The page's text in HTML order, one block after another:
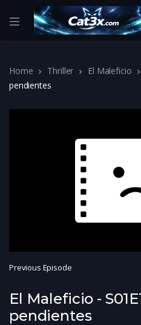
Home Thriller El Maleficio
pendientes
Previous Episode
El Maleficio -
pendientes